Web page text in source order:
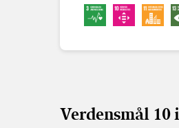
Verdensmål